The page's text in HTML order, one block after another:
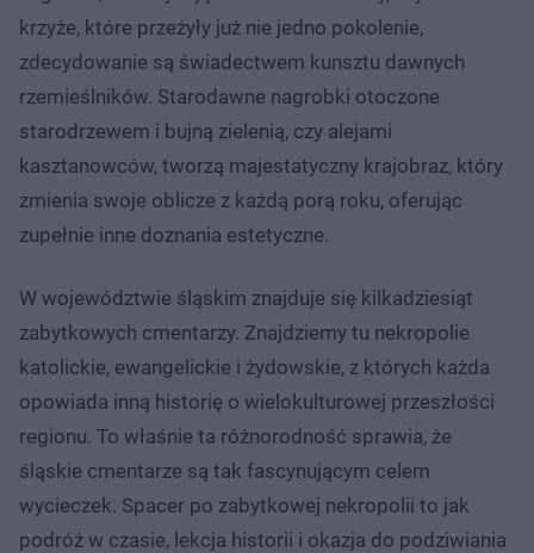
krzyże, które przeżyły już nie jedno pokolenie,
zdecydowanie są świadectwem kunsztu dawnych
rzemieślników. Starodawne nagrobki otoczone
starodrzewem i bujną zielenią, czy alejami
kasztanowców, tworzą majestatyczny krajobraz, który
zmienia swoje oblicze z każdą porą roku, oferując
zupełnie inne doznania estetyczne.
W województwie śląskim znajduje się kilkadziesiąt
zabytkowych cmentarzy. Znajdziemy tu nekropolie
katolickie, ewangelickie i żydowskie, z których każda
opowiada inną historię o wielokulturowej przeszłości
regionu. To właśnie ta różnorodność sprawia, że
śląskie cmentarze są tak fascynującym celem
wycieczek. Spacer po zabytkowej nekropolii to jak
podróż w czasie, lekcja historii i okazja do podziwiania